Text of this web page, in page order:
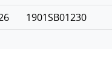
1901SB01230